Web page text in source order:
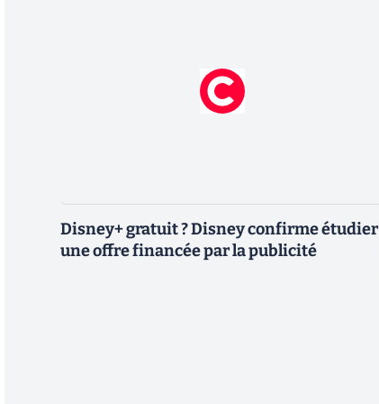
Disney+ gratuit ? Disney confirme étudier
une offre financée par la publicité